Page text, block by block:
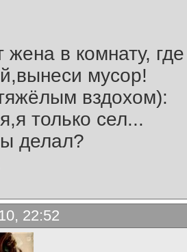
жена в комнату,
мусор!
вздохом):
только сел...
делал?
22:52